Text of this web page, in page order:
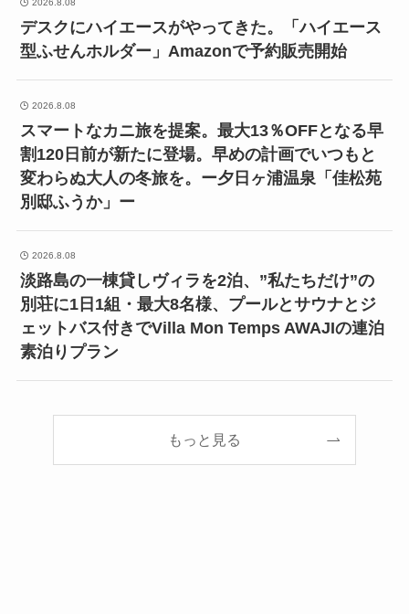
2026.8.08
デスクにハイエースがやってきた。「ハイエース
型ふせんホルダー」Amazonで予約販売開始
2026.8.08
スマートなカニ旅を提案。最大13％OFFとなる早
割120日前が新たに登場。早めの計画でいつもと
変わらぬ大人の冬旅を。ー夕日ヶ浦温泉「佳松苑
別邸ふうか」ー
2026.8.08
淡路島の一棟貸しヴィラを2泊、”私たちだけ”の
別荘に1日1組・最大8名様、プールとサウナとジ
ェットバス付きでVilla Mon Temps AWAJIの連泊
素泊りプラン
もっと見る